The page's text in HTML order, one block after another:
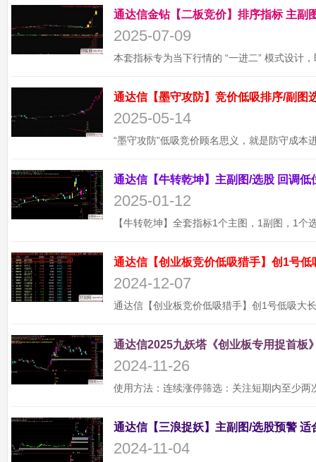
2025-07-09
2025-05-14
2025-01-12
通达信【创业板竞价低吸猎手】创1号
2024-12-07
通达信2025九妖塔《创业板专用捉首板
2024-11-26
2024-11-04